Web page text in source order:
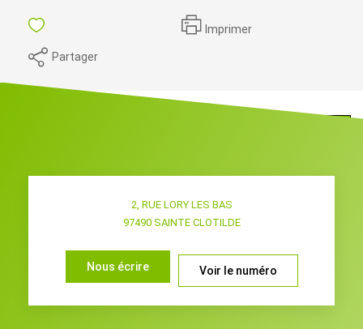
Imprimer
Partager
2, RUE LORY LES BAS
97490 SAINTE CLOTILDE
Nous écrire Voir le numéro